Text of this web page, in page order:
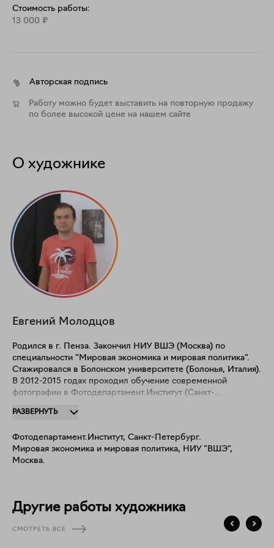
невозможностью. Мне кажется, что чувство связи с
родной землёй, своими корнями – необходимое
Фотография подписана и пронумерована автором.
Бумага: INNOVA Exhibition Photo Baryta 310 гр.
Стоимость работы:
13 000 ₽
Авторская подпись
Работу можно будет выставить на повторную продажу
по более высокой цене на нашем сайте
О художнике
Евгений Молодцов
Родился в г. Пенза. Закончил НИУ ВШЭ (Москва) по
специальности "Мировая экономика и мировая политика".
Стажировался в Болонском университете (Болонья, Италия).
В 2012-2015 годах проходил обучение современной
фотографии в Фотодепартамент.Институт (Санкт-
Российского Географического Общества с 2012 года.
биеннале современного искусства Manifesta (Санкт-
Петербург, 2014), международном фестивале Ars
Electronica (2020), лауреат конкурса "Фотопарад в Угличе"
2019 году обучался в Лаборатории Новых Медиа. Факты
моей биографии (частая смена мест жительства, потеря
привязки к конкретной территории — "номадическая"
РАЗВЕРНУТЬ
Фотодепартамент.Институт, Санкт-Петербург.
Мировая экономика и мировая политика, НИУ "ВШЭ",
Москва.
Другие работы художника
СМОТРЕТЬ ВСЕ